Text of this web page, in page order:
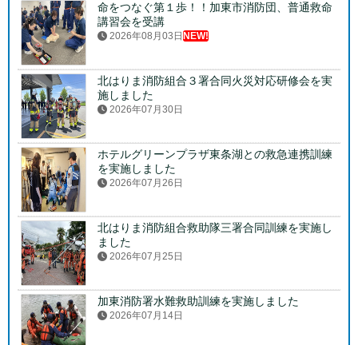
命をつなぐ第１歩！！加東市消防団、普通救命
講習会を受講
2026年08月03日 NEW!
北はりま消防組合３署合同火災対応研修会を実
施しました
2026年07月30日
ホテルグリーンプラザ東条湖との救急連携訓練
を実施しました
2026年07月26日
北はりま消防組合救助隊三署合同訓練を実施し
ました
2026年07月25日
加東消防署水難救助訓練を実施しました
2026年07月14日